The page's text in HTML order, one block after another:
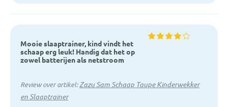
Mooie slaaptrainer, kind vindt het
schaap erg leuk! Handig dat het op
zowel batterijen als netstroom
Review over artikel:Zazu Sam Schaap Taupe Kinderwekker
en Slaaptrainer